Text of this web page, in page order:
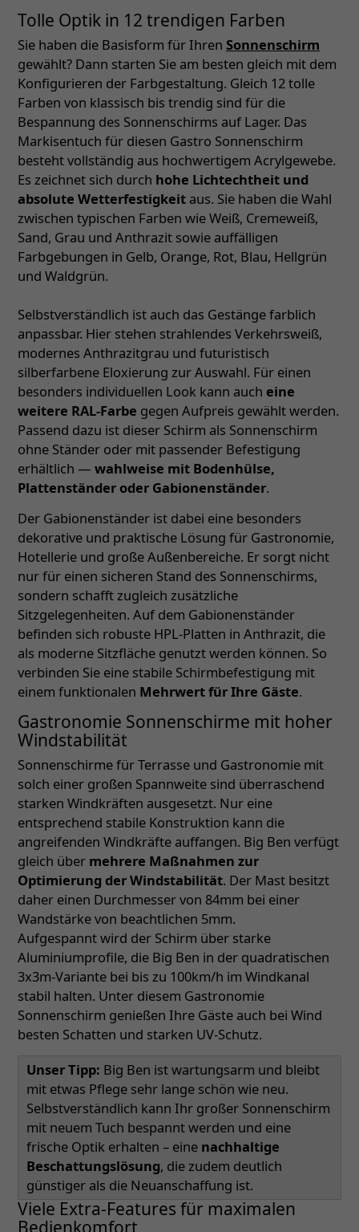
Tolle Optik in 12 trendigen Farben
Sie haben die Basisform für Ihren Sonnenschirm
gewählt? Dann starten Sie am besten gleich mit dem
Konfigurieren der Farbgestaltung. Gleich 12 tolle
Farben von klassisch bis trendig sind für die
Bespannung des Sonnenschirms auf Lager. Das
Markisentuch für diesen Gastro Sonnenschirm
besteht vollständig aus hochwertigem Acrylgewebe.
Es zeichnet sich durch hohe Lichtechtheit und
absolute Wetterfestigkeit aus. Sie haben die Wahl
zwischen typischen Farben wie Weiß, Cremeweiß,
Sand, Grau und Anthrazit sowie auffälligen
Farbgebungen in Gelb, Orange, Rot, Blau, Hellgrün
und Waldgrün.
Selbstverständlich ist auch das Gestänge farblich
anpassbar. Hier stehen strahlendes Verkehrsweiß,
modernes Anthrazitgrau und futuristisch
silberfarbene Eloxierung zur Auswahl. Für einen
besonders individuellen Look kann auch eine
weitere RAL-Farbe gegen Aufpreis gewählt werden.
Passend dazu ist dieser Schirm als Sonnenschirm
ohne Ständer oder mit passender Befestigung
erhältlich — wahlweise mit Bodenhülse,
Plattenständer oder Gabionenständer.
Der Gabionenständer ist dabei eine besonders
dekorative und praktische Lösung für Gastronomie,
Hotellerie und große Außenbereiche. Er sorgt nicht
nur für einen sicheren Stand des Sonnenschirms,
sondern schafft zugleich zusätzliche
Sitzgelegenheiten. Auf dem Gabionenständer
befinden sich robuste HPL-Platten in Anthrazit, die
als moderne Sitzfläche genutzt werden können. So
verbinden Sie eine stabile Schirmbefestigung mit
einem funktionalen Mehrwert für Ihre Gäste.
Gastronomie Sonnenschirme mit hoher
Windstabilität
Sonnenschirme für Terrasse und Gastronomie mit
solch einer großen Spannweite sind überraschend
starken Windkräften ausgesetzt. Nur eine
entsprechend stabile Konstruktion kann die
angreifenden Windkräfte auffangen. Big Ben verfügt
gleich über mehrere Maßnahmen zur
Optimierung der Windstabilität. Der Mast besitzt
daher einen Durchmesser von 84mm bei einer
Wandstärke von beachtlichen 5mm.
Aufgespannt wird der Schirm über starke
Aluminiumprofile, die Big Ben in der quadratischen
3x3m-Variante bei bis zu 100km/h im Windkanal
stabil halten. Unter diesem Gastronomie
Sonnenschirm genießen Ihre Gäste auch bei Wind
besten Schatten und starken UV-Schutz.
Unser Tipp: Big Ben ist wartungsarm und bleibt
mit etwas Pflege sehr lange schön wie neu.
Selbstverständlich kann Ihr großer Sonnenschirm
mit neuem Tuch bespannt werden und eine
frische Optik erhalten – eine nachhaltige
Beschattungslösung, die zudem deutlich
günstiger als die Neuanschaffung ist.
Viele Extra-Features für maximalen
Bedienkomfort